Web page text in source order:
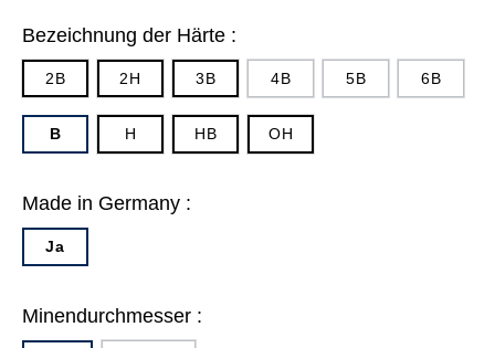
Bezeichnung der Härte :
2B 2H 3B 4B 5B 6B
B H HB OH
Made in Germany :
Ja
Minendurchmesser :